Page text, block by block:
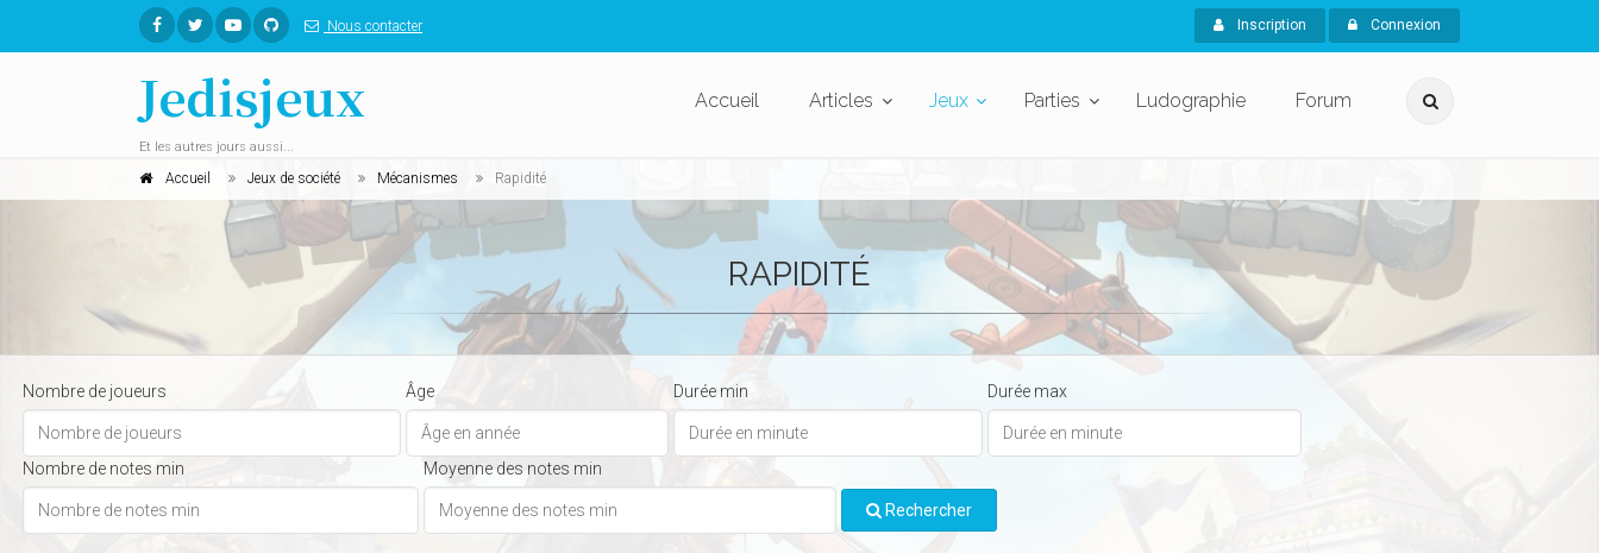
Nous contacter Inscription Connexion
Jedisjeux
Et les autres jours aussi...
Accueil Articles Jeux Parties Ludographie Forum
Accueil Jeux de société Mécanismes Rapidité
RAPIDITÉ
Nombre de joueurs Âge Durée min Durée max
Nombre de notes min Moyenne des notes min
Rechercher